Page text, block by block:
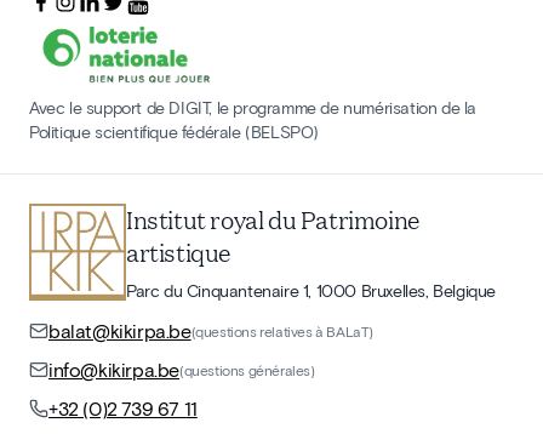
Avec le support de DIGIT, le programme de numérisation de la
Politique scientifique fédérale (BELSPO)
Institut royal du Patrimoine
artistique
Parc du Cinquantenaire 1, 1000 Bruxelles, Belgique
balat@kikirpa.be(questions relatives à BALaT)
info@kikirpa.be(questions générales)
+32 (0)2 739 67 11